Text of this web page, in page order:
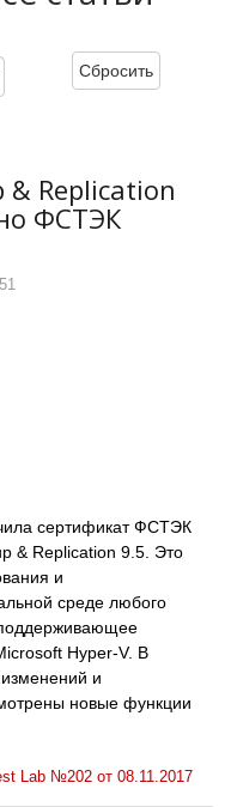
Сбросить
& Replication
ФСТЭК
сертификат ФСТЭК
& Replication 9.5. Это
и
среде любого
Hyper-V. В
и
новые функции
Lab №202 от 08.11.2017